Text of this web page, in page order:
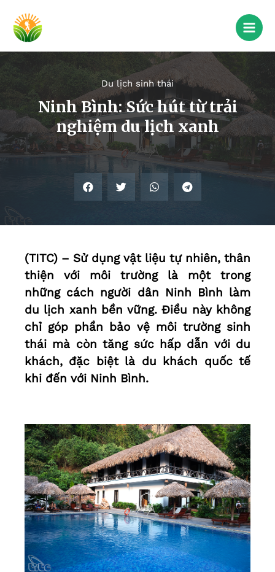
Du lịch sinh thái
Ninh Bình: Sức hút từ trải
nghiệm du lịch xanh
(TITC) – Sử dụng vật liệu tự nhiên, thân
thiện với môi trường là một trong
những cách người dân Ninh Bình làm
du lịch xanh bền vững. Điều này không
chỉ góp phần bảo vệ môi trường sinh
thái mà còn tăng sức hấp dẫn với du
khách, đặc biệt là du khách quốc tế
khi đến với Ninh Bình.